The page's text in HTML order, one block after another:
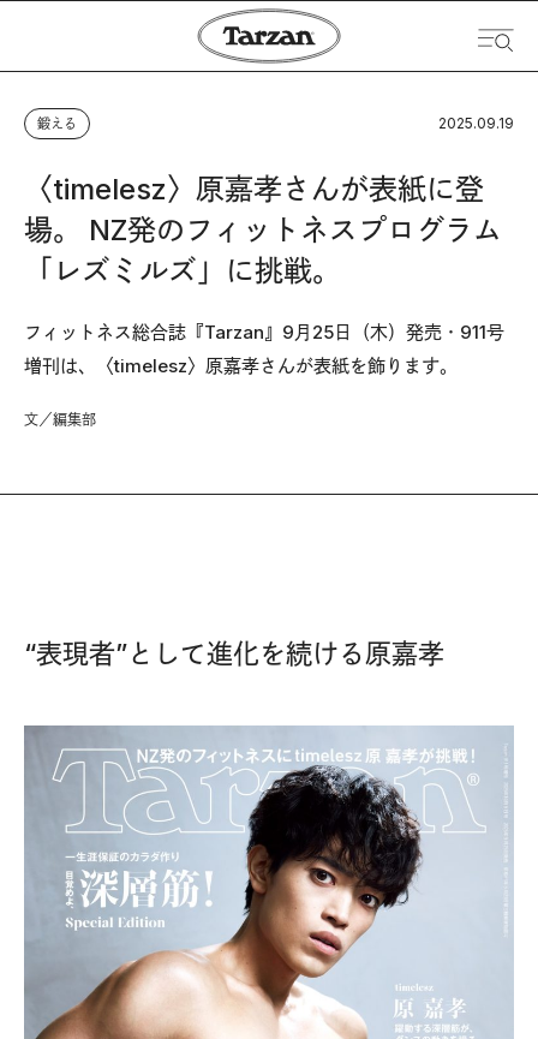
鍛える 2025.09.19
〈timelesz〉原嘉孝さんが表紙に登
場。 NZ発のフィットネスプログラム
「レズミルズ」に挑戦。
フィットネス総合誌『Tarzan』9月25日（木）発売・911号
増刊は、〈timelesz〉原嘉孝さんが表紙を飾ります。
文／編集部
“表現者”として進化を続ける原嘉孝